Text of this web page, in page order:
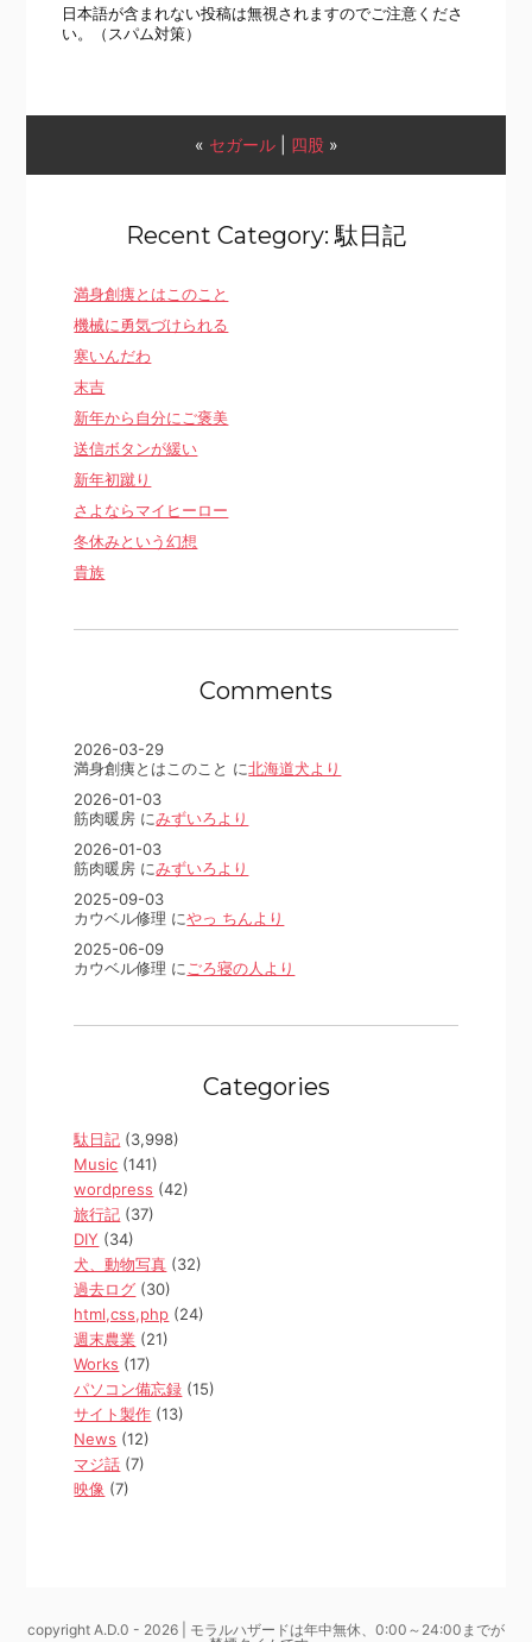
日本語が含まれない投稿は無視されますのでご注意くださ
い。（スパム対策）
« セガール| 四股»
Recent Category: 駄日記
満身創痍とはこのこと
機械に勇気づけられる
寒いんだわ
末吉
新年から自分にご褒美
送信ボタンが緩い
新年初蹴り
さよならマイヒーロー
冬休みという幻想
貴族
Comments
2026-03-29
満身創痍とはこのこと に北海道犬より
2026-01-03
筋肉暖房 にみずいろより
2026-01-03
筋肉暖房 にみずいろより
2025-09-03
カウベル修理 にやっ ちんより
2025-06-09
カウベル修理 に ごろ寝の人より
Categories
駄日記 (3,998)
Music (141)
wordpress (42)
旅行記 (37)
DIY (34)
犬、動物写真 (32)
過去ログ (30)
html,css,php (24)
週末農業 (21)
Works (17)
パソコン備忘録 (15)
サイト製作 (13)
News (12)
マジ話 (7)
映像 (7)
copyright A.D.0 - 2026 | モラルハザードは年中無休、0:00～24:00までが